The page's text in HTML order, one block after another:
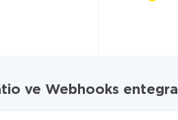
ve Webhooks